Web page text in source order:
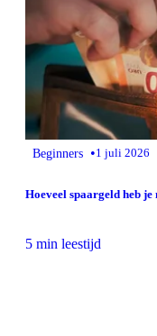
Beginners •1 juli 2026
Hoeveel spaargeld heb
5 min leestijd